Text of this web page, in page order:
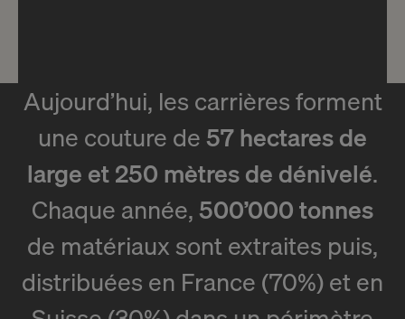
Aujourd’hui, les carrières forment
une couture de57 hectares de
large et 250 mètres de dénivelé.
Chaque année,500’000 tonnes
de matériaux sont extraites puis,
distribuées en France (70%) et en